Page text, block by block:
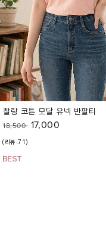
찰랑 코튼 모달 유넥 반팔티
18,500 17,000
(리뷰:71)